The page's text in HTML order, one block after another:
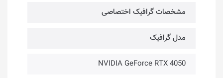
مشخصات گرافیک اختصاصی
مدل گرافیک
NVIDIA GeForce RTX 4050